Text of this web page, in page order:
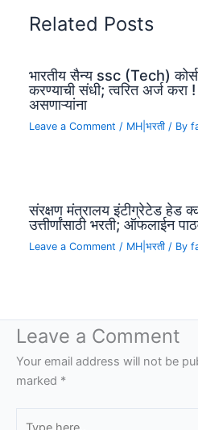
Related Posts
भारतीय सैन्य ssc (Tech)
करण्याची संधी; त्वरित अर्ज करा
असणाऱ्यांना
Leave a Comment / MH|भरती / By
संरक्षण मंत्रालय इंटीग्रेटेड हेड
उत्तीर्णांसाठी भरती; ऑफलाईन
Leave a Comment / MH|भरती / By
Leave a Comment
Your email address will not be
marked *